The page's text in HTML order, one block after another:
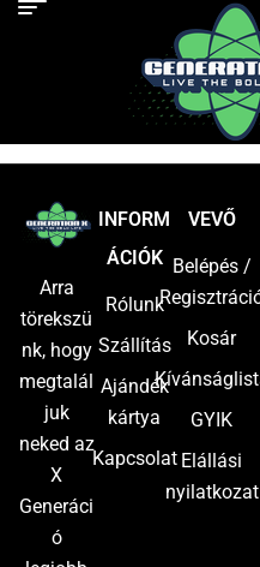
Arra
törekszü
nk, hogy
megtalál
juk
neked az
X
Generáci
ó
INFORM
ÁCIÓK
Rólunk
Szállítás
Ajándék
kártya
Kapcsolat
VEVŐ
Belépés /
Kosár
GYIK
Elállási
nyilatkozat